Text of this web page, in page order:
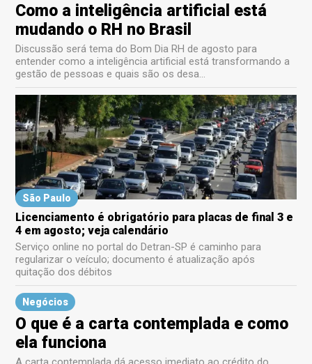
Como a inteligência artificial está
mudando o RH no Brasil
Discussão será tema do Bom Dia RH de agosto para
entender como a inteligência artificial está transformando a
gestão de pessoas e quais são os desa...
São Paulo
Licenciamento é obrigatório para placas de final 3 e
4 em agosto; veja calendário
Serviço online no portal do Detran-SP é caminho para
regularizar o veículo; documento é atualização após
quitação dos débitos
Negócios
O que é a carta contemplada e como
ela funciona